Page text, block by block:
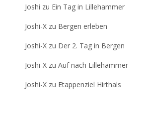
Joshi zu Ein Tag in Lillehammer
Joshi-X zu Bergen erleben
Joshi-X zu Der 2. Tag in Bergen
Joshi-X zuAuf nach Lillehammer
Joshi-X zu Etappenziel Hirthals